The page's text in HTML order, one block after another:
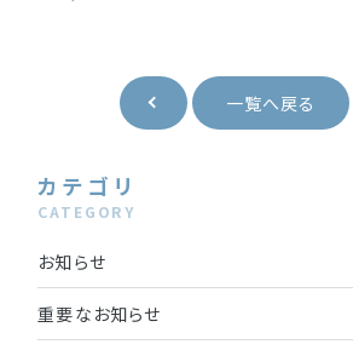
一覧へ戻る
カテゴリ
CATEGORY
お知らせ
重要なお知らせ